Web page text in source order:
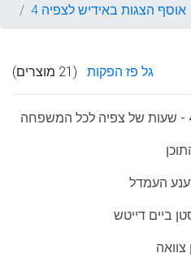
אוסף הצגות באידיש לצפיה 4
גל פז הפקות (21 מוצרים)
העמדל
ביים דייטש
צוואה